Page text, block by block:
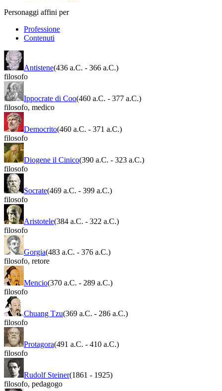
Personaggi affini per
Professione
Contenuti
Antistene(436 a.C. - 366 a.C.)
filosofo
Ippocrate di Coo(460 a.C. - 377 a.C.)
filosofo, medico
Democrito(460 a.C. - 371 a.C.)
filosofo
Diogene il Cinico(390 a.C. - 323 a.C.)
filosofo
Socrate(469 a.C. - 399 a.C.)
filosofo
Aristotele(384 a.C. - 322 a.C.)
filosofo
Gorgia(483 a.C. - 376 a.C.)
filosofo, retore
Mencio(370 a.C. - 289 a.C.)
filosofo
Chuang Tzu(369 a.C. - 286 a.C.)
filosofo
Protagora(491 a.C. - 410 a.C.)
filosofo
Rudolf Steiner(1861 - 1925)
filosofo, pedagogo